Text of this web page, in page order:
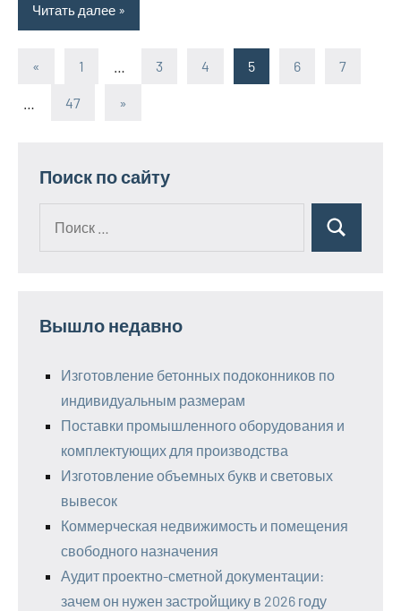
Читать далее
«
Предыдущие
1 3 4 5 6 7
47
Следующие
»
Поиск по сайту
Поиск
Вышло недавно
Изготовление бетонных подоконников по
индивидуальным размерам
Поставки промышленного оборудования и
комплектующих для производства
Изготовление объемных букв и световых
вывесок
Коммерческая недвижимость и помещения
свободного назначения
Аудит проектно-сметной документации:
зачем он нужен застройщику в 2026 году